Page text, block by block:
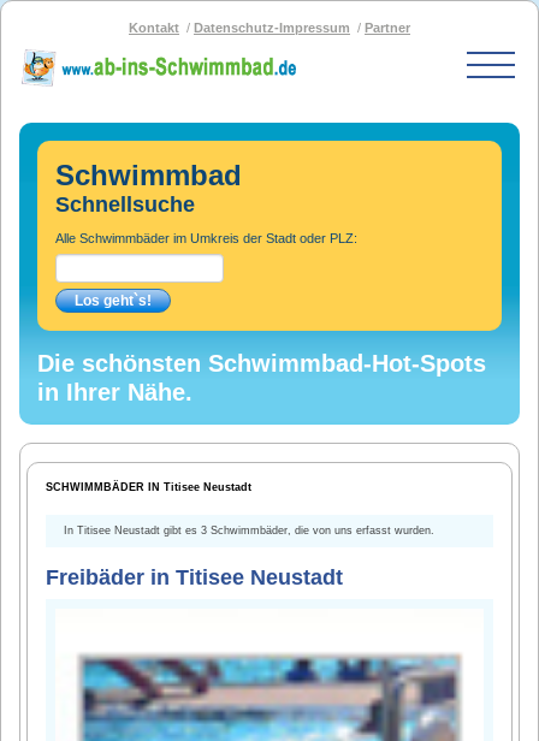
Kontakt Datenschutz-Impressum Partner
Start
Schwimmbad-Karte
Bäder nach PLZ
Bäder nach Stadt
SOS-Schwimmbad
Blog
Bad melden
Schwimmbad
Schnellsuche
Alle Schwimmbäder im Umkreis der Stadt oder PLZ:
Die schönsten Schwimmbad-Hot-Spots
in Ihrer Nähe.
SCHWIMMBÄDER IN Titisee Neustadt
In Titisee Neustadt gibt es 3 Schwimmbäder, die von uns erfasst wurden.
Freibäder in Titisee Neustadt